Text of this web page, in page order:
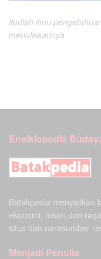
Ikatlah ilmu
menuliskannya
Ensiklopedia
Batakpedia menyajikan
ekonomi, tokoh,dan
situs dan narasumber
Menjadi Penulis